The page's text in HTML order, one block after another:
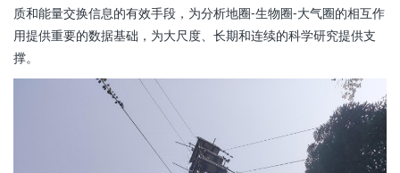
质和能量交换信息的有效手段，为分析地圈-生物圈-大气圈的相互作
用提供重要的数据基础，为大尺度、长期和连续的科学研究提供支
撑。